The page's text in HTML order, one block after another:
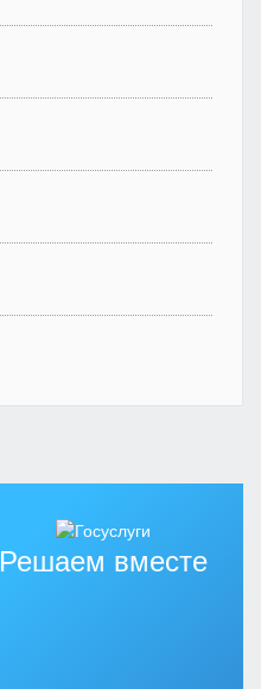
Решаем вместе